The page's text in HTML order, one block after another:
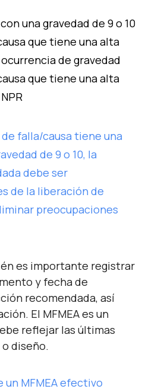
una gravedad de 9 o 10
que tiene una alta
de gravedad
que tiene una alta
falla/causa tiene una
de 9 o 10, la
debe ser
de la liberación de
preocupaciones
es importante registrar
y fecha de
recomendada, así
El MFMEA es un
reflejar las últimas
diseño.
un MFMEA efectivo